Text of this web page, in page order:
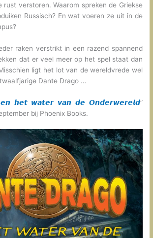
rust verstoren. Waarom spreken de Griekse
Russisch? En wat voeren ze uit in de
raken verstrikt in een razend spannend
dat er veel meer op het spel staat dan
ligt het lot van de wereldvrede wel
Dante Drago …
𝙝𝙚𝙩 𝙬𝙖𝙩𝙚𝙧 𝙫𝙖𝙣 𝙙𝙚 𝙊𝙣𝙙𝙚𝙧𝙬𝙚𝙧𝙚𝙡𝙙”
bij Phoenix Books.